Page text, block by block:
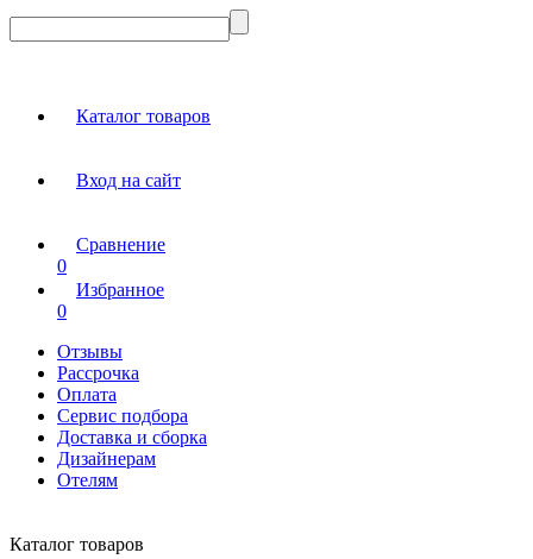
Каталог товаров
Вход на сайт
Сравнение
0
Избранное
0
Отзывы
Рассрочка
Оплата
Сервис подбора
Доставка и сборка
Дизайнерам
Отелям
Каталог товаров